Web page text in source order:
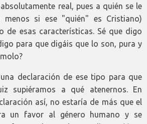
real, pues a quién se le
si ese "quién" es Cristiano)
de esas características. Sé que digo
para que digáis que lo son, pura y
declaración de ese tipo para que
supiéramos a qué atenernos. En
así, no estaría de más que el
un favor al género humano y se